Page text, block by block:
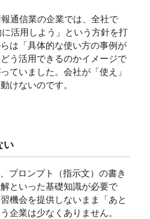
通信業の企業では、全社で
活用しよう」という方針を打
は「具体的な使い方の事例が
う活用できるのかイメージで
ていました。会社が「使え」
けないのです。
い
プロンプト（指示文）の書き
といった基礎知識が必要で
機会を提供しないまま「あと
企業は少なくありません。